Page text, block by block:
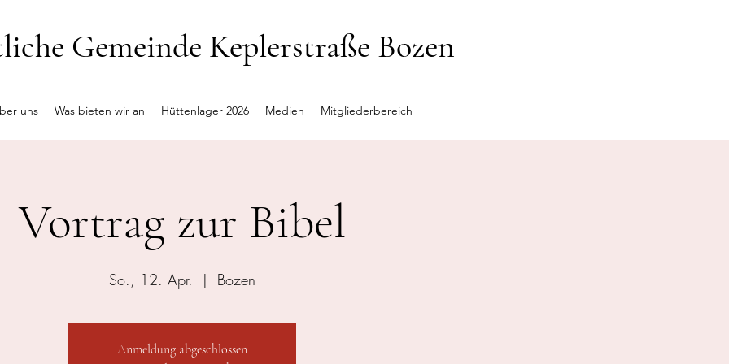
Gemeinde Keplerstraße Bozen
uns Was bieten wir an Hüttenlager 2026 Medien Mitgliederbereich
Vortrag zur Bibel
So., 12. Apr.
  |
Bozen
Anmeldung abgeschlossen